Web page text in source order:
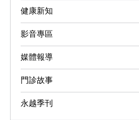
健康新知
影音專區
媒體報導
門診故事
永越季刊